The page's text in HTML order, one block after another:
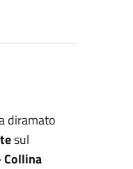
diramato
sul
Collina